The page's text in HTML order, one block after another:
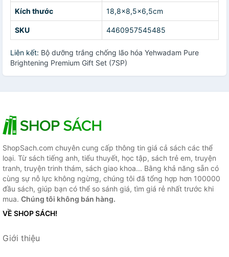
Kích thước 18,8x8,5x6,5cm
SKU 4460957545485
Liên kết: Bộ dưỡng trắng chống lão hóa Yehwadam Pure
Brightening Premium Gift Set (7SP)
ShopSach.com chuyên cung cấp thông tin giá cả sách các thể
loại. Từ sách tiếng anh, tiểu thuyết, học tập, sách trẻ em, truyện
tranh, truyện trinh thám, sách giao khoa... Bằng khả năng sẵn có
cùng sự nỗ lực không ngừng, chúng tôi đã tổng hợp hơn 100000
đầu sách, giúp bạn có thể so sánh giá, tìm giá rẻ nhất trước khi
mua. Chúng tôi không bán hàng.
VỀ SHOP SÁCH!
Giới thiệu